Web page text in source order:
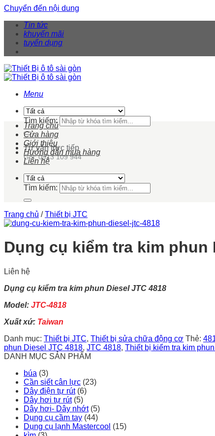
Chuyển đến nội dung
Tin tức
khuyến mãi
tuyển dụng
Menu
Tìm kiếm:
Tư vấn trực tiếp
Gọi: 0913 109 944
Trang chủ
Cửa hàng
Giới thiệu
Hướng dẫn mua hàng
Liên hệ
Tìm kiếm:
Trang chủ / Thiết bị JTC
Dụng cụ kiểm tra kim phun
Liên hệ
Dụng cụ kiểm tra kim phun Diesel JTC 4818
Model: JTC-4818
Xuất xứ: Taiwan
Danh mục: Thiết bị JTC, Thiết bị sửa chữa động cơ Thẻ:
phun Diesel JTC 4818, JTC 4818, Thiết bị kiểm tra kim
DANH MỤC SẢN PHẨM
búa (3)
Cần siết cân lực (23)
Dây điện tự rút (6)
Dây hơi tự rút (5)
Dây hơi- Dây nhớt (5)
Dụng cụ cầm tay (44)
Dụng cụ lạnh Mastercool (15)